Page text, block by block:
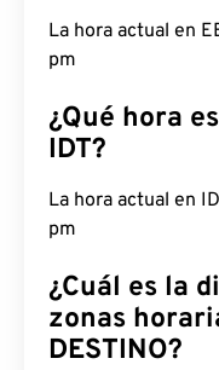
La hora actual en
pm
¿Qué hora
IDT?
La hora actual en
pm
¿Cuál es la
zonas
DESTINO?